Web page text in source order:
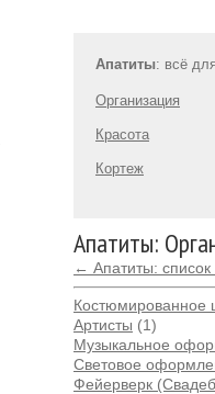
Апатиты: всё
Организация
Красота
Кортеж
Апатиты:
← Апатиты:
Костюмированное
Артисты (1)
Музыкальное
Световое
Фейерверк